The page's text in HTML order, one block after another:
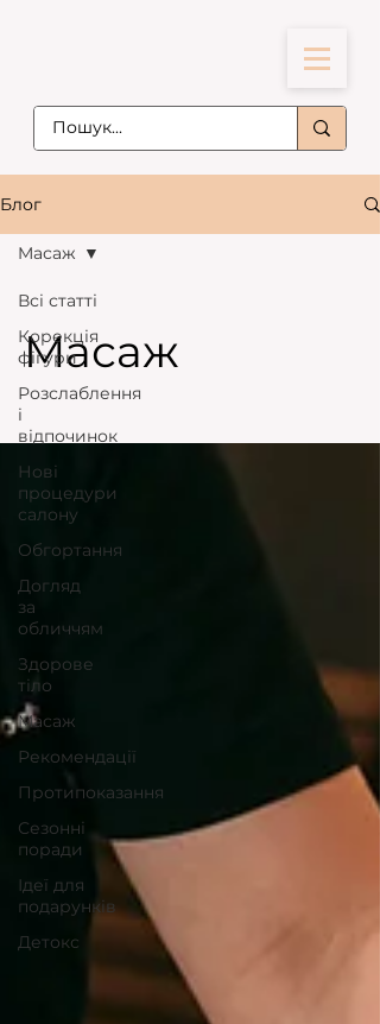
Блог
Всі статті
Корекція
фігури
Розслаблення
і
відпочинок
Нові
процедури
салону
Обгортання
Догляд
за
обличчям
Здорове
тіло
Maсаж
Рекомендації
Протипоказання
Сезонні
поради
Ідеї для
подарунків
Детокс
Maсаж
Maсаж